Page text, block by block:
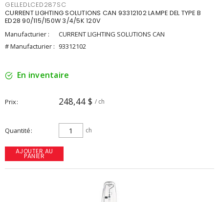
GELLEDLCED287SC
CURRENT LIGHTING SOLUTIONS CAN 93312102 LAMPE DEL TYPE B
ED28 90/115/150W 3/4/5K 120V
Manufacturier :
CURRENT LIGHTING SOLUTIONS CAN
# Manufacturier : 93312102
En inventaire
Prix 248,44 $ / ch
Quantité ch
AJOUTER AU
PANIER